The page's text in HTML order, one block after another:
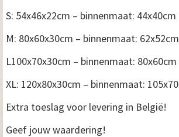
S: 54x46x22cm – binnenmaat: 44x40cm
M: 80x60x30cm – binnenmaat: 62x52cm
L100x70x30cm – binnenmaat: 80x60cm
XL: 120x80x30cm – binnenmaat:
Extra toeslag voor levering in België!
Geef jouw waardering!